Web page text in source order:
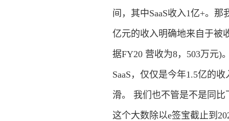
间，其中SaaS收入1亿+。
亿元的收入明确地来自于被
据FY20 营收为8，503万元)
SaaS，仅仅是今年1.5亿的
滑。 我们也不管是不是同比
这个大数除以e签宝截止到